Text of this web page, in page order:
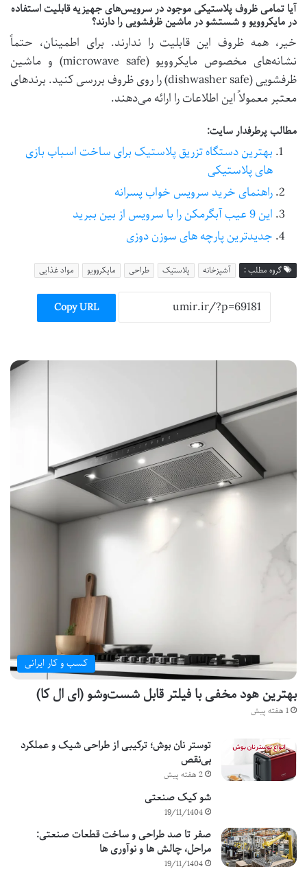
آیا تمامی ظروف پلاستیکی موجود در سرویس‌های جهیزیه قابلیت استفاده
در مایکروویو و شستشو در ماشین ظرفشویی را دارند؟
خیر، همه ظروف این قابلیت را ندارند. برای اطمینان، حتماً
نشانه‌های مخصوص مایکروویو (microwave safe) و ماشین
ظرفشویی (dishwasher safe) را روی ظروف بررسی کنید. برندهای
معتبر معمولاً این اطلاعات را ارائه می‌دهند.
مطالب پرطرفدار سایت:
بهترین دستگاه تزریق پلاستیک برای ساخت اسباب بازی
های پلاستیکی
راهنمای خرید سرویس خواب پسرانه
این 9 عیب آبگرمکن را با سرویس از بین ببرید
جدیدترین پارچه های سوزن دوزی
گروه مطلب : آشپزخانه پلاستیک طراحی مایکروویو مواد غذایی
Copy URL
کسب و کار ایرانی
بهترین هود مخفی با فیلتر قابل شست‌وشو (ای ال کا)
1 هفته پیش
توستر نان بوش؛ ترکیبی از طراحی شیک و عملکرد
بی‌نقص
2 هفته پیش
شو کیک صنعتی
19/11/1404
صفر تا صد طراحی و ساخت قطعات صنعتی:
مراحل، چالش ها و نوآوری ها
19/11/1404